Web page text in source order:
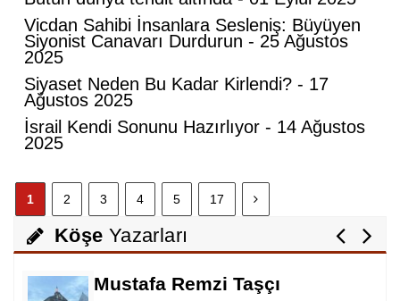
Vicdan Sahibi İnsanlara Sesleniş: Büyüyen
Siyonist Canavarı Durdurun - 25 Ağustos
2025
Siyaset Neden Bu Kadar Kirlendi? - 17
Ağustos 2025
İsrail Kendi Sonunu Hazırlıyor - 14 Ağustos
2025
1 2 3 4 5 17
Köşe Yazarları
Bazı İnsanların Değeri, Yokluklarında
Anlaşılır: Hacı Mustafa Demirkan
Ali Lale
Nurettin Gençdal
Hayattan Tasarruf mu ? Yoksa Hayata
Tasavvuf mu ?
Mustafa Remzi Taşçı